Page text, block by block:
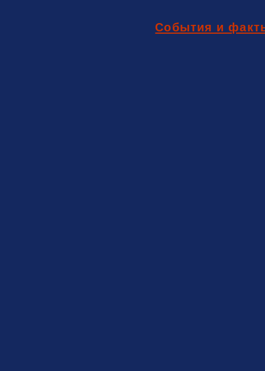
События и